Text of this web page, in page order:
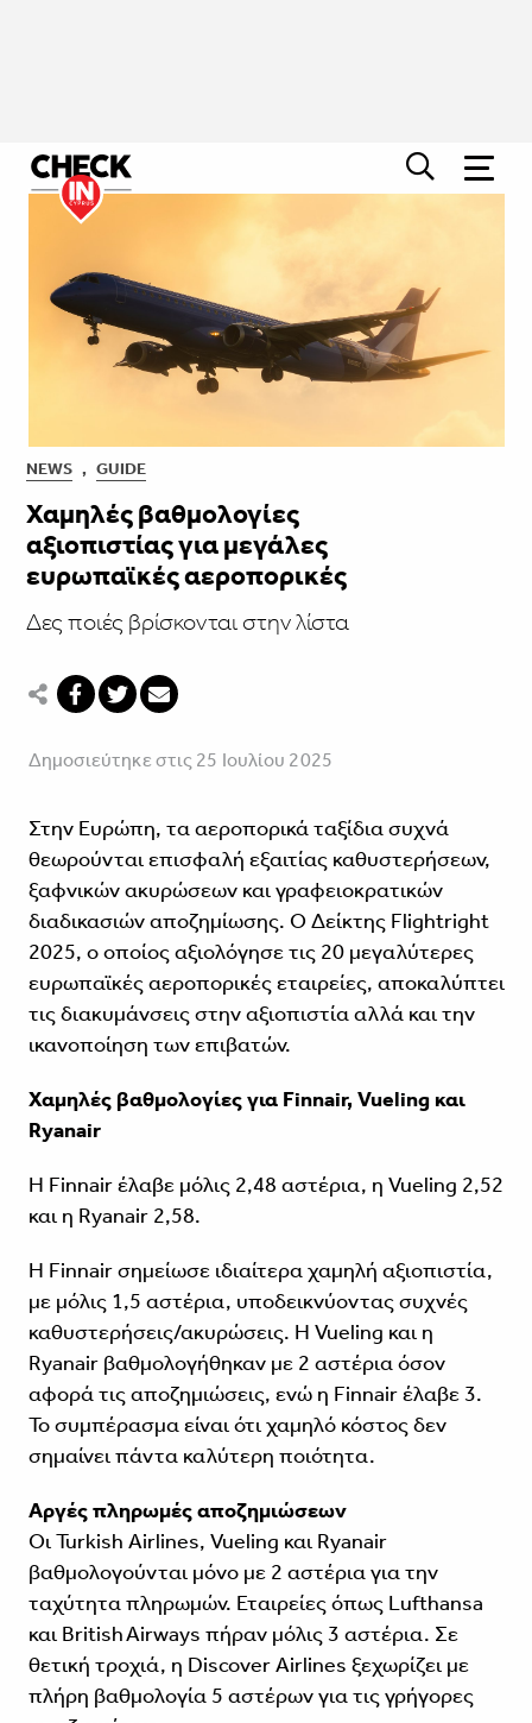
NEWS , GUIDE
Χαμηλές βαθμολογίες
αξιοπιστίας για μεγάλες
ευρωπαϊκές αεροπορικές
Δες ποιές βρίσκονται στην λίστα
Δημοσιεύτηκε στις 25 Ιουλίου 2025
Στην Ευρώπη, τα αεροπορικά ταξίδια συχνά
θεωρούνται επισφαλή εξαιτίας καθυστερήσεων,
ξαφνικών ακυρώσεων και γραφειοκρατικών
διαδικασιών αποζημίωσης. Ο Δείκτης Flightright
2025, ο οποίος αξιολόγησε τις 20 μεγαλύτερες
ευρωπαϊκές αεροπορικές εταιρείες, αποκαλύπτει
τις διακυμάνσεις στην αξιοπιστία αλλά και την
ικανοποίηση των επιβατών.
Χαμηλές βαθμολογίες για Finnair, Vueling και
Ryanair
Η Finnair έλαβε μόλις 2,48 αστέρια, η Vueling 2,52
και η Ryanair 2,58.
Η Finnair σημείωσε ιδιαίτερα χαμηλή αξιοπιστία,
με μόλις 1,5 αστέρια, υποδεικνύοντας συχνές
καθυστερήσεις/ακυρώσεις. Η Vueling και η
Ryanair βαθμολογήθηκαν με 2 αστέρια όσον
αφορά τις αποζημιώσεις, ενώ η Finnair έλαβε 3.
Το συμπέρασμα είναι ότι χαμηλό κόστος δεν
σημαίνει πάντα καλύτερη ποιότητα.
Αργές πληρωμές αποζημιώσεων
Οι Turkish Airlines, Vueling και Ryanair
βαθμολογούνται μόνο με 2 αστέρια για την
ταχύτητα πληρωμών. Εταιρείες όπως Lufthansa
και British Airways πήραν μόλις 3 αστέρια. Σε
θετική τροχιά, η Discover Airlines ξεχωρίζει με
πλήρη βαθμολογία 5 αστέρων για τις γρήγορες